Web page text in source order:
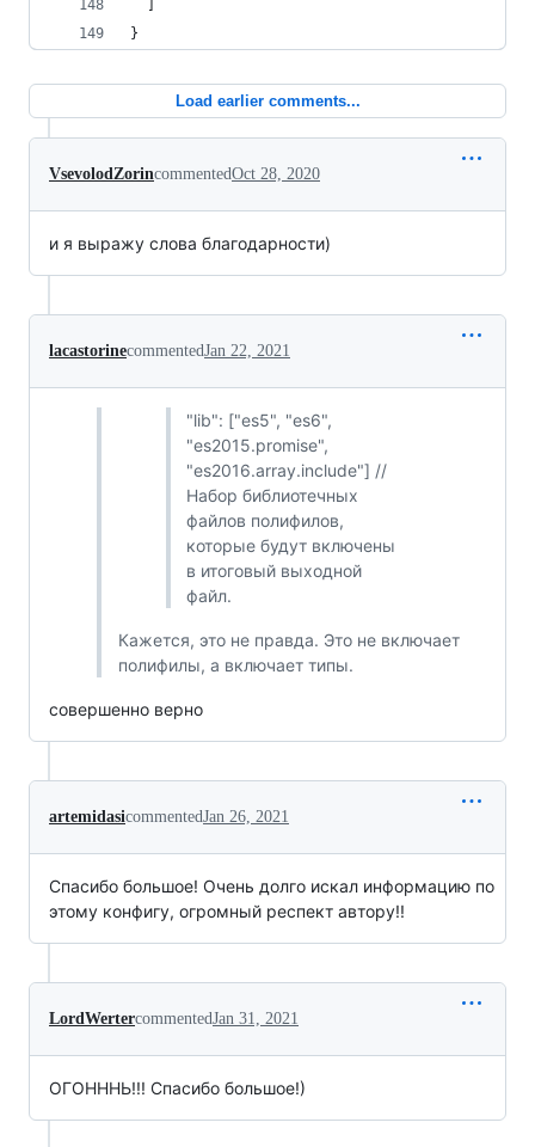
}
Load earlier comments...
VsevolodZorincommentedOct 28, 2020
и я выражу слова благодарности)
lacastorinecommentedJan 22, 2021
"lib": ["es5", "es6",
"es2015.promise",
"es2016.array.include"] //
Набор библиотечных
файлов полифилов,
которые будут включены
в итоговый выходной
файл.
Кажется, это не правда. Это не включает
полифилы, а включает типы.
совершенно верно
artemidasicommentedJan 26, 2021
Спасибо большое! Очень долго искал информацию по
этому конфигу, огромный респект автору!!
LordWertercommentedJan 31, 2021
ОГОНННЬ!!! Спасибо большое!)